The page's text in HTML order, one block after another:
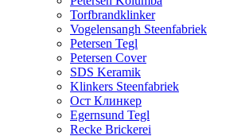
Torfbrandklinker
Vogelensangh Steenfabriek
Petersen Tegl
Petersen Cover
SDS Keramik
Klinkers Steenfabriek
Ост Клинкер
Egernsund Tegl
Recke Brickerei